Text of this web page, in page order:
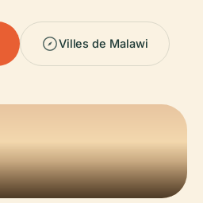
Villes de Malawi